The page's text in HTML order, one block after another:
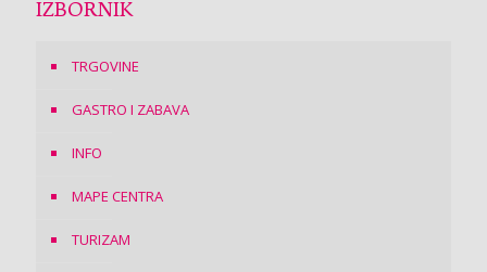
IZBORNIK
TRGOVINE
GASTRO I ZABAVA
INFO
MAPE CENTRA
TURIZAM